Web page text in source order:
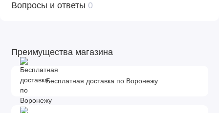
Вопросы и ответы 0
Преимущества магазина
Бесплатная доставка по Воронежу